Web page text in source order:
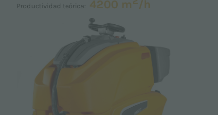
Productividad teórica: 4200 m /h